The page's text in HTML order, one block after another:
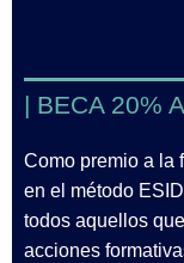
| BECA 20%
Como premio a la
en el método
todos aquellos
acciones